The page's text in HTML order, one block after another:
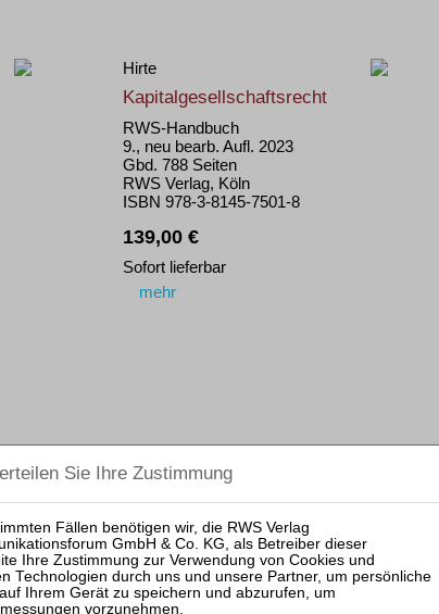
Hirte
Kapitalgesellschaftsrecht
RWS-Handbuch
9., neu bearb. Aufl. 2023
Gbd. 788 Seiten
RWS Verlag, Köln
ISBN 978-3-8145-7501-8
139,00 €
Sofort lieferbar
mehr
Bork / Schäfer (Hrsg.)
GmbHG
Kommentar
RWS-Kommentar